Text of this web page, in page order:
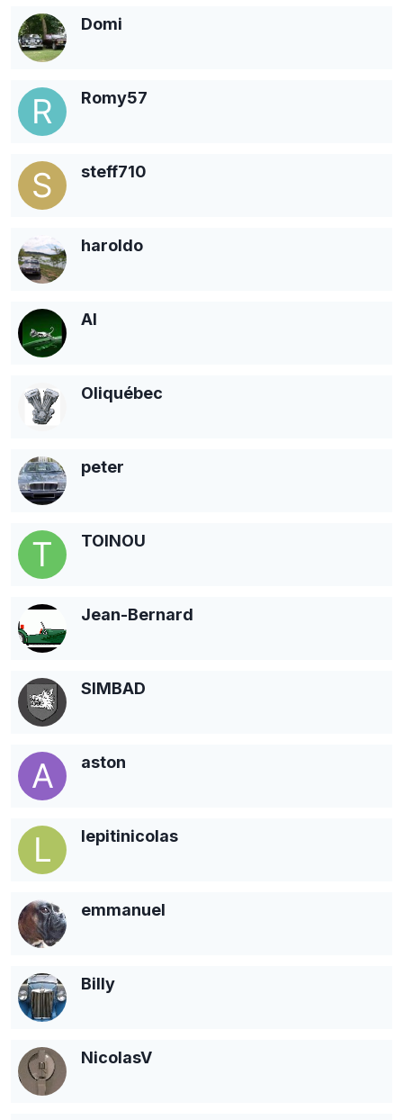
Domi
Romy57
steff710
haroldo
Al
Oliquébec
peter
TOINOU
Jean-Bernard
SIMBAD
aston
lepitinicolas
emmanuel
Billy
NicolasV